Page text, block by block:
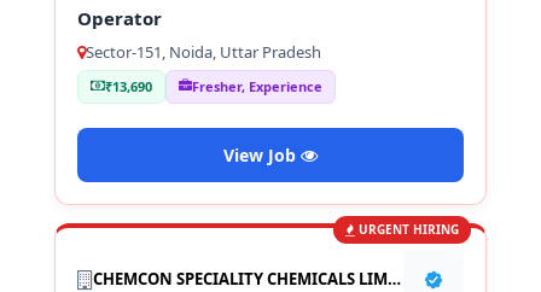
Operator
Sector-151, Noida, Uttar Pradesh
₹13,690 Fresher, Experience
View Job
URGENT HIRING
CHEMCON SPECIALITY CHEMICALS LIMITED